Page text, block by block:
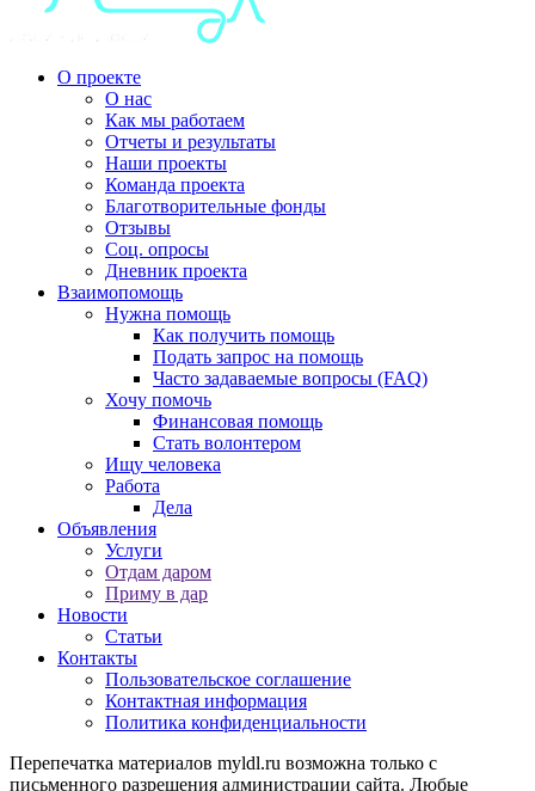
О проекте
О нас
Как мы работаем
Отчеты и результаты
Наши проекты
Команда проекта
Благотворительные фонды
Отзывы
Соц. опросы
Дневник проекта
Взаимопомощь
Нужна помощь
Как получить помощь
Подать запрос на помощь
Часто задаваемые вопросы (FAQ)
Хочу помочь
Финансовая помощь
Стать волонтером
Ищу человека
Работа
Дела
Объявления
Услуги
Отдам даром
Приму в дар
Новости
Статьи
Контакты
Пользовательское соглашение
Контактная информация
Политика конфиденциальности
Перепечатка материалов myldl.ru возможна только с
письменного разрешения администрации сайта. Любые